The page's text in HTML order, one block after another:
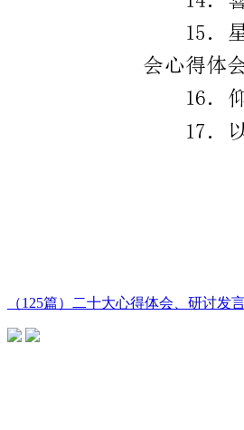
（125篇）二十大心得体会、研讨发